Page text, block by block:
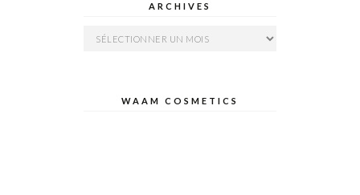
ARCHIVES
Archives
WAAM COSMETICS